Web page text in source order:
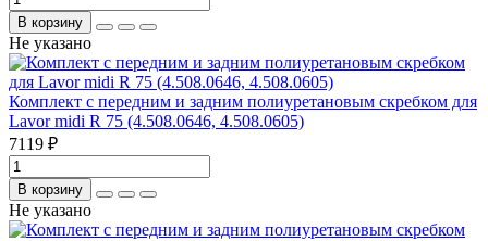
В корзину
Не указано
Комплект с передним и задним полиуретановым скребком для
Lavor midi R 75 (4.508.0646, 4.508.0605)
7119 ₽
В корзину
Не указано